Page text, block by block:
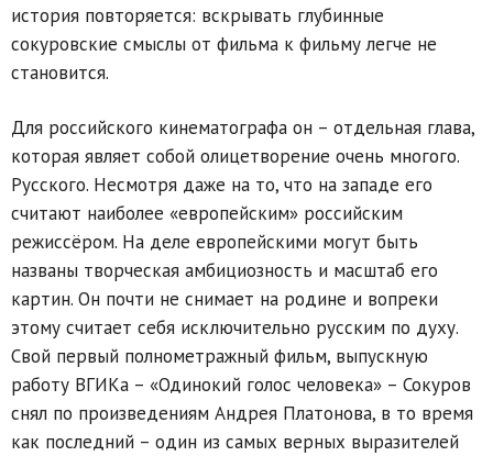
история повторяется: вскрывать глубинные
сокуровские смыслы от фильма к фильму легче не
становится.
Для российского кинематографа он – отдельная глава,
которая являет собой олицетворение очень многого.
Русского. Несмотря даже на то, что на западе его
считают наиболее «европейским» российским
режиссёром. На деле европейскими могут быть
названы творческая амбициозность и масштаб его
картин. Он почти не снимает на родине и вопреки
этому считает себя исключительно русским по духу.
Свой первый полнометражный фильм, выпускную
работу ВГИКа – «Одинокий голос человека» – Сокуров
снял по произведениям Андрея Платонова, в то время
как последний – один из самых верных выразителей